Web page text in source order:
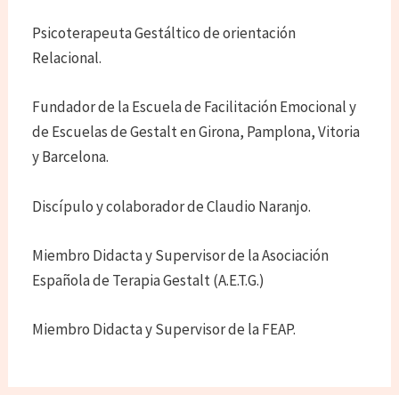
Psicoterapeuta Gestáltico de orientación
Relacional.
Fundador de la Escuela de Facilitación Emocional y
de Escuelas de Gestalt en Girona, Pamplona, Vitoria
y Barcelona.
Discípulo y colaborador de Claudio Naranjo.
Miembro Didacta y Supervisor de la Asociación
Española de Terapia Gestalt (A.E.T.G.)
Miembro Didacta y Supervisor de la FEAP.